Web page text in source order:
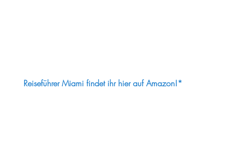
Reiseführer Miami findet ihr hier auf Amazon!*